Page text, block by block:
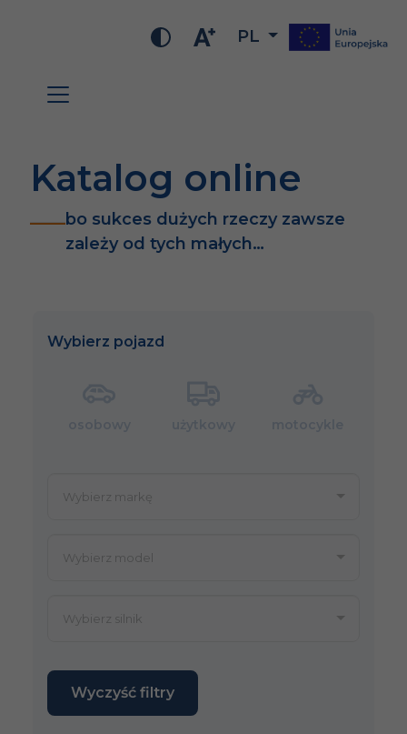
PL
Katalog online
bo sukces dużych rzeczy zawsze
zależy od tych małych…
Wybierz pojazd
Wyczyść filtry